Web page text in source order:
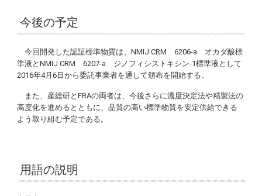
今後の予定
今回開発した認証標準物質は、NMIJ CRM 6206-a オカダ酸標
準液とNMIJ CRM 6207-a ジノフィシストキシン-1標準液として
2016年4月6日から委託事業者を通して頒布を開始する。
また、産総研とFRAの両者は、今後さらに濃度決定法や精製法の
高度化を進めるとともに、品質の高い標準物質を安定供給できる
よう取り組む予定である。
用語の説明